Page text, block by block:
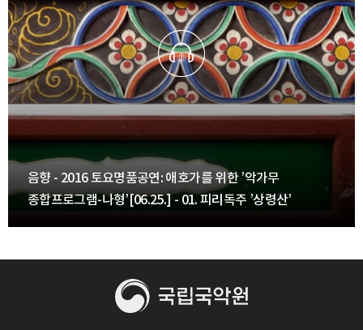
음향 - 2016 토요명품공연: 애호가를 위한 ’악가무
종합프로그램-나형’[06.25.] - 01. 피리독주 ’상령산’